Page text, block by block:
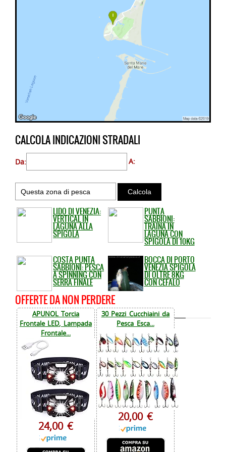
CALCOLA INDICAZIONI STRADALI
Da: A:
LIDO DI VENEZIA:
VERTICAL IN
LAGUNA ALLA
SPIGOLA
PUNTA
SABBIONI:
TRAINA IN
LAGUNA CON
SPIGOLA DI 10KG
COSTA PUNTA
SABBIONI: PESCA
A SPINNING CON
SERRA FINALE
BOCCA DI PORTO
VENEZIA SPIGOLA
DI OLTRE 8KG
CON CEFALO
OFFERTE DA NON PERDERE
APUNOL Torcia
Frontale LED, Lampada
Frontale...
24,00 €
30 Pezzi Cucchiaini da
Pesca Esca...
20,00 €